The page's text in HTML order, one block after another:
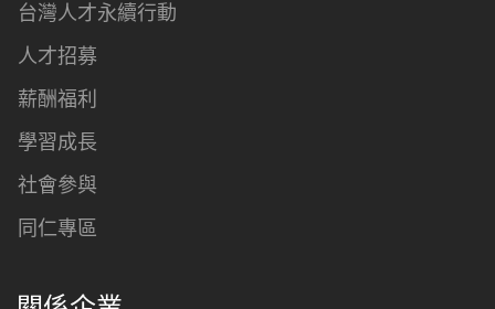
台灣人才永續行動
人才招募
薪酬福利
學習成長
社會參與
同仁專區